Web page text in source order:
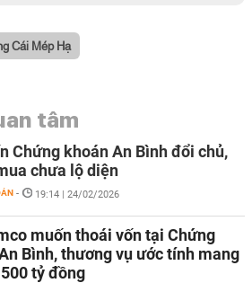
Cái Mép Hạ
tâm
Chứng khoán An Bình đổi chủ,
chưa lộ diện
- 19:14 | 24/02/2026
muốn thoái vốn tại Chứng
Bình, thương vụ ước tính mang
tỷ đồng